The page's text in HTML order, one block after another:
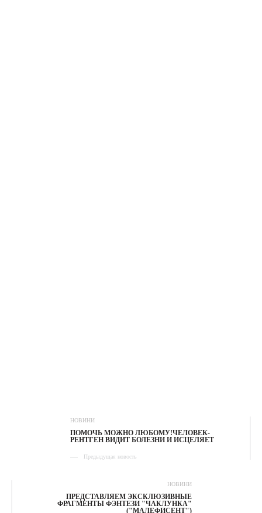
НОВИНИ
ПОМОЧЬ МОЖНО ЛЮБОМУ!ЧЕЛОВЕК-
РЕНТГЕН ВИДИТ БОЛЕЗНИ И ИСЦЕЛЯЕТ
Предыдущая новость
НОВИНИ
ПРЕДСТАВЛЯЕМ ЭКСКЛЮЗИВНЫЕ
ФРАГМЕНТЫ ФЭНТЕЗИ "ЧАКЛУНКА"
("МАЛЕФИСЕНТ")